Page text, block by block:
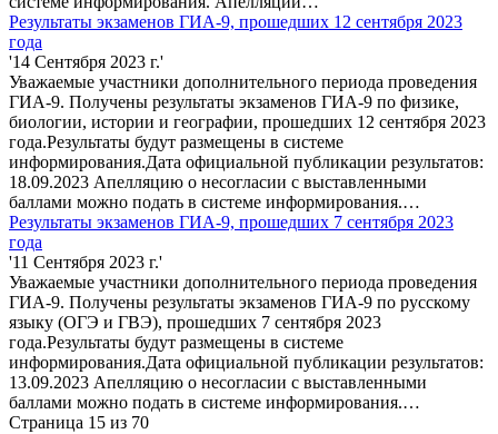
Результаты экзаменов ГИА-9, прошедших 12 сентября 2023
года
'14 Сентября 2023 г.'
Уважаемые участники дополнительного периода проведения
ГИА-9. Получены результаты экзаменов ГИА-9 по физике,
биологии, истории и географии, прошедших 12 сентября 2023
года.Результаты будут размещены в системе
информирования.Дата официальной публикации результатов:
18.09.2023 Апелляцию о несогласии с выставленными
баллами можно подать в системе информирования.…
Результаты экзаменов ГИА-9, прошедших 7 сентября 2023
года
'11 Сентября 2023 г.'
Уважаемые участники дополнительного периода проведения
ГИА-9. Получены результаты экзаменов ГИА-9 по русскому
языку (ОГЭ и ГВЭ), прошедших 7 сентября 2023
года.Результаты будут размещены в системе
информирования.Дата официальной публикации результатов:
13.09.2023 Апелляцию о несогласии с выставленными
баллами можно подать в системе информирования.…
Страница 15 из 70